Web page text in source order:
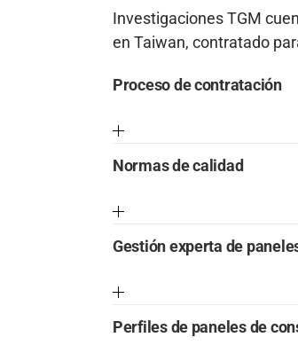
Investigaciones TGM
en Taiwan, contratado
Proceso de contratación
Normas de calidad
Gestión experta de
Perfiles de paneles de